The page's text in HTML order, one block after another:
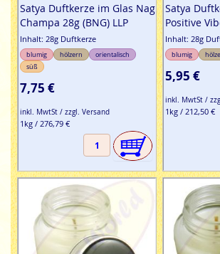
Satya Duftkerze im Glas Nag
Champa 28g (BNG) LLP
Inhalt: 28g Duftkerze
blumig hölzern
orientalisch
süß
7,75 €
inkl. MwtSt / zzgl. Versand
1kg / 276,79 €
Satya
Positive
Inhalt: 28g
blumig
5,95 €
inkl. MwtSt /
1kg / 212,50 €